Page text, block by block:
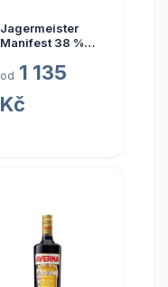
Jagermeister
Manifest 38 % 1
od 1 135
Kč